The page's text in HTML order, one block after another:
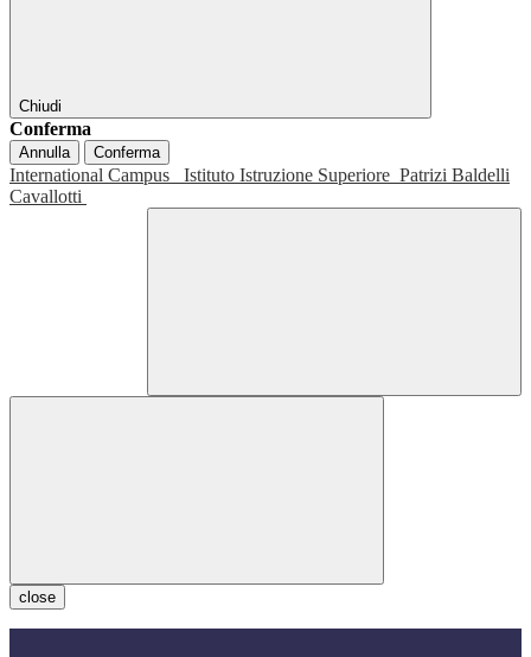
Chiudi
Conferma
Annulla Conferma
International Campus Istituto Istruzione Superiore Patrizi Baldelli
Cavallotti
close